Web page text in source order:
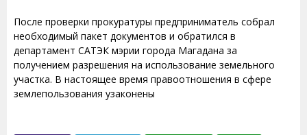
После проверки прокуратуры предприниматель собрал
необходимый пакет документов и обратился в
департамент САТЭК мэрии города Магадана за
получением разрешения на использование земельного
участка. В настоящее время правоотношения в сфере
землепользования узаконены